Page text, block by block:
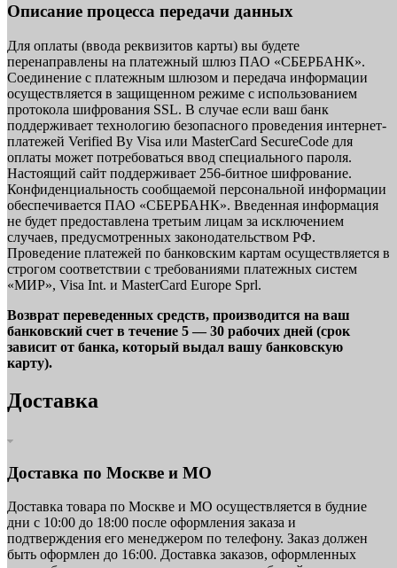
Описание процесса передачи данных
Для оплаты (ввода реквизитов карты) вы будете
перенаправлены на платежный шлюз ПАО «СБЕРБАНК».
Соединение с платежным шлюзом и передача информации
осуществляется в защищенном режиме с использованием
протокола шифрования SSL. В случае если ваш банк
поддерживает технологию безопасного проведения интернет-
платежей Verified By Visa или MasterCard SecureCode для
оплаты может потребоваться ввод специального пароля.
Настоящий сайт поддерживает 256-битное шифрование.
Конфиденциальность сообщаемой персональной информации
обеспечивается ПАО «СБЕРБАНК». Введенная информация
не будет предоставлена третьим лицам за исключением
случаев, предусмотренных законодательством РФ.
Проведение платежей по банковским картам осуществляется в
строгом соответствии с требованиями платежных систем
«МИР», Visa Int. и MasterCard Europe Sprl.
Возврат переведенных средств, производится на ваш
банковский счет в течение 5 — 30 рабочих дней (срок
зависит от банка, который выдал вашу банковскую
карту).
Доставка
Доставка по Москве и МО
Доставка товара по Москве и МО осуществляется в будние
дни с 10:00 до 18:00 после оформления заказа и
подтверждения его менеджером по телефону. Заказ должен
быть оформлен до 16:00. Доставка заказов, оформленных